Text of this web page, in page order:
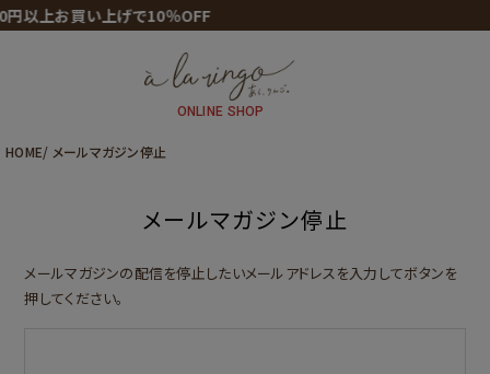
以上お買い上げで10％OFF
ONLINE SHOP
HOME メールマガジン停止
メールマガジン停止
メールマガジンの配信を停止したいメールアドレスを入力してボタンを
押してください。